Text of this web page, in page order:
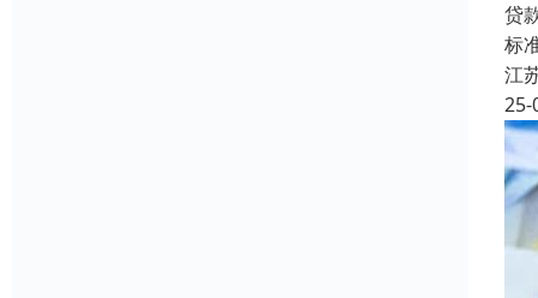
贷
标
江
25-